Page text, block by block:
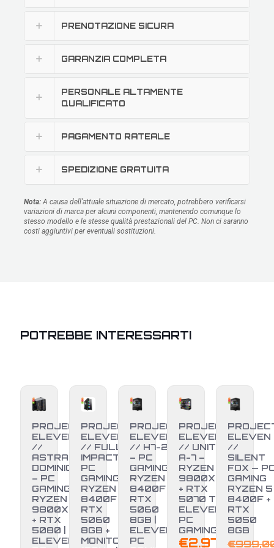
PRENOTAZIONE SICURA
GARANZIA COMPLETA
PERSONALE ALTAMENTE
QUALIFICATO
PAGAMENTO RATEALE
SPEDIZIONE GRATUITA
Nota: A causa dell'attuale situazione di mercato, potrebbero verificarsi
variazioni di marca per alcuni componenti, mantenendo comunque lo
stesso modello e le stesse qualità prestazionali del PC. Non ci saranno
costi aggiuntivi per eventuali sostituzioni.
POTREBBE INTERESSARTI
PROJECT
ELEVEN
//
ASTRAL
DOMINION
– PC
GAMING
RYZEN 7
9800X3D
+ RTX
5080 |
ELEVEN
PROJECT
ELEVEN
// FULL
IMPACT –
PC
GAMING
RYZEN 5
8400F +
RTX
5060
8GB +
MONITOR
-3%
PROJECT
ELEVEN
// H7-25
– PC
GAMING
RYZEN 5
8400F +
RTX
5060
8GB |
ELEVEN
PC
PROJECT
ELEVEN
// UNITÀ
A-7 –
RYZEN 7
9800X3D
+ RTX
5070 TI |
ELEVEN
PC
GAMING
€2.970,00
-7%
ELEVEN
//
SILENT
FOX —
GAMING
RYZEN 5
8400F +
RTX
5050
8GB
€